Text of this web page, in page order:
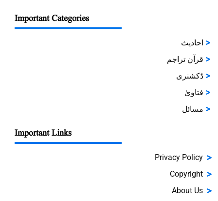
Important Categories
احادیث
قرآن تراجم
ڈکشنری
فتاویٰ
مسائل
Important Links
Privacy Policy
Copyright
About Us